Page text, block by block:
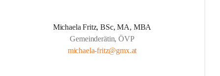
Michaela Fritz, BSc, MA, MBA
Gemeinderätin, ÖVP
michaela-fritz@gmx.at